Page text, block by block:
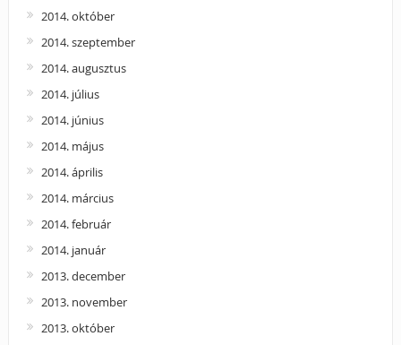
2014. október
2014. szeptember
2014. augusztus
2014. július
2014. június
2014. május
2014. április
2014. március
2014. február
2014. január
2013. december
2013. november
2013. október